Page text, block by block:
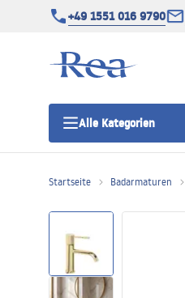
+49 1551 016 9790
Alle Kategorien
Duschwannen
Startseite Badarmaturen